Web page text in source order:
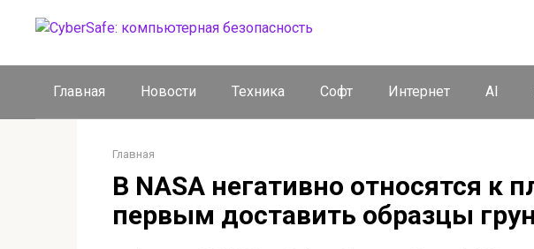
Главная Новости Техника Софт Интернет AI
Главная
В NASA негативно относятся к
первым доставить образцы